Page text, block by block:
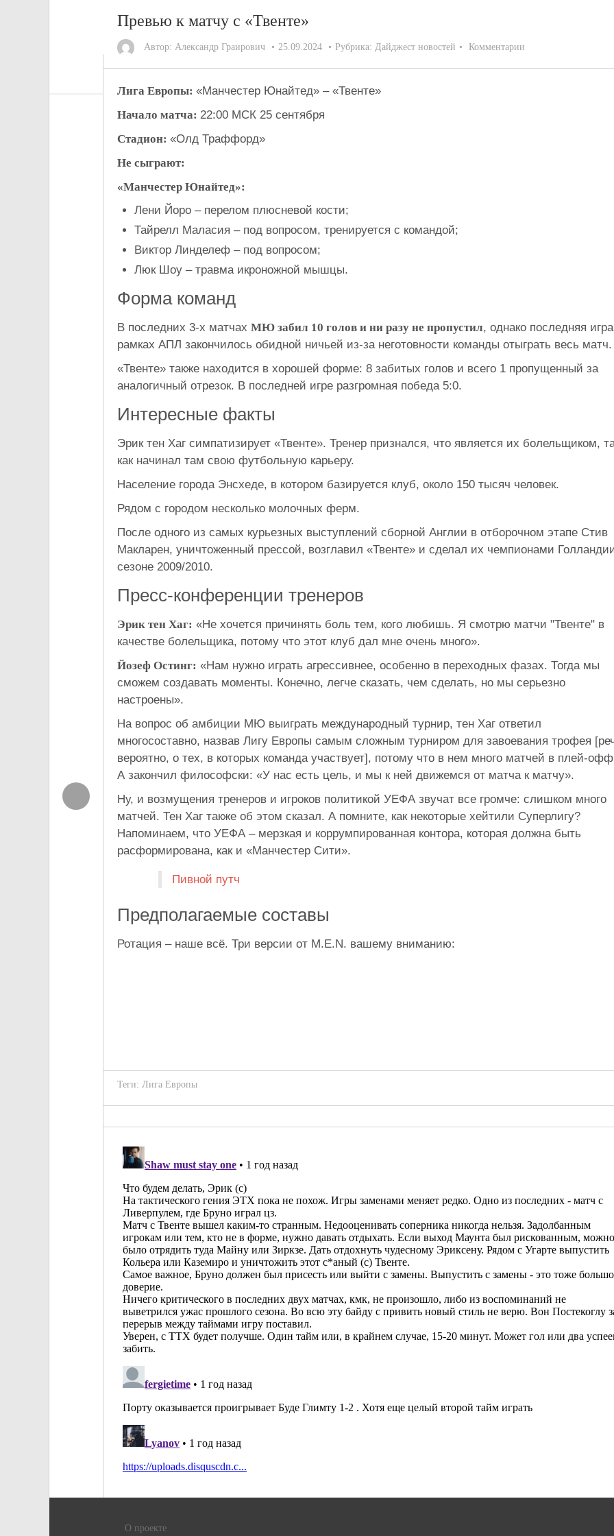
Превью к матчу с «Твенте»
Автор: Александр Граирович 25.09.2024 Рубрика: Дайджест новостей Комментарии
Лига Европы: «Манчестер Юнайтед» – «Твенте»
Начало матча: 22:00 МСК 25 сентября
Стадион: «Олд Траффорд»
Не сыграют:
«Манчестер Юнайтед»:
Лени Йоро – перелом плюсневой кости;
Тайрелл Маласия – под вопросом, тренируется с командой;
Виктор Линделеф – под вопросом;
Люк Шоу – травма икроножной мышцы.
Форма команд
В последних 3-х матчах МЮ забил 10 голов и ни разу не пропустил, однако последняя
рамках АПЛ закончилось обидной ничьей из-за неготовности команды отыграть весь матч.
«Твенте» также находится в хорошей форме: 8 забитых голов и всего 1 пропущенный за
аналогичный отрезок. В последней игре разгромная победа 5:0.
Интересные факты
Эрик тен Хаг симпатизирует «Твенте». Тренер признался, что является их болельщиком,
как начинал там свою футбольную карьеру.
Население города Энсхеде, в котором базируется клуб, около 150 тысяч человек.
Рядом с городом несколько молочных ферм.
После одного из самых курьезных выступлений сборной Англии в отборочном этапе Стив
Макларен, уничтоженный прессой, возглавил «Твенте» и сделал их чемпионами
сезоне 2009/2010.
Пресс-конференции тренеров
Эрик тен Хаг: «Не хочется причинять боль тем, кого любишь. Я смотрю матчи "Твенте" в
качестве болельщика, потому что этот клуб дал мне очень много».
Йозеф Остинг: «Нам нужно играть агрессивнее, особенно в переходных фазах. Тогда мы
сможем создавать моменты. Конечно, легче сказать, чем сделать, но мы серьезно
настроены».
На вопрос об амбиции МЮ выиграть международный турнир, тен Хаг ответил
многосоставно, назвав Лигу Европы самым сложным турниром для завоевания трофея
вероятно, о тех, в которых команда участвует], потому что в нем много матчей в плей-
А закончил философски: «У нас есть цель, и мы к ней движемся от матча к матчу».
Ну, и возмущения тренеров и игроков политикой УЕФА звучат все громче: слишком много
матчей. Тен Хаг также об этом сказал. А помните, как некоторые хейтили Суперлигу?
Напоминаем, что УЕФА – мерзкая и коррумпированная контора, которая должна быть
расформирована, как и «Манчестер Сити».
Пивной путч
Предполагаемые составы
Ротация – наше всё. Три версии от M.E.N. вашему вниманию:
Теги: Лига Европы
О проекте